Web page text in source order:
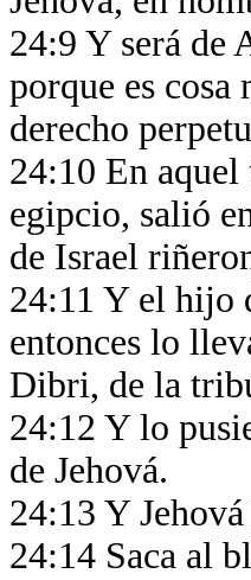
24:9 Y será de
porque es cosa
derecho
24:10 En
egipcio, salió
de Israel
24:11 Y el hijo
entonces lo
Dibri, de la
24:12 Y lo
de Jehová.
24:13 Y
24:14 Saca al